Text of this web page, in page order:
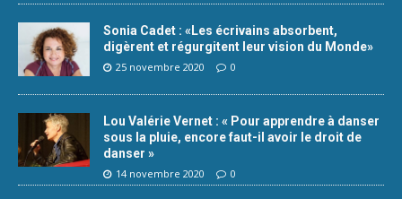
Sonia Cadet : «Les écrivains absorbent,
digèrent et régurgitent leur vision du Monde»
25 novembre 2020 0
Lou Valérie Vernet : « Pour apprendre à danser
sous la pluie, encore faut-il avoir le droit de
danser »
14 novembre 2020 0